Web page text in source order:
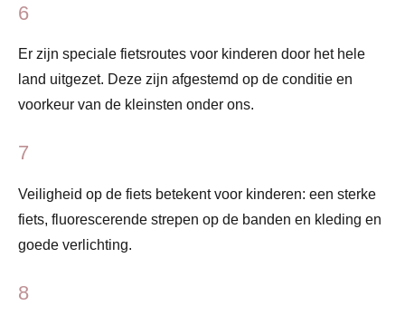
6
Er zijn speciale fietsroutes voor kinderen door het hele
land uitgezet. Deze zijn afgestemd op de conditie en
voorkeur van de kleinsten onder ons.
7
Veiligheid op de fiets betekent voor kinderen: een sterke
fiets, fluorescerende strepen op de banden en kleding en
goede verlichting.
8